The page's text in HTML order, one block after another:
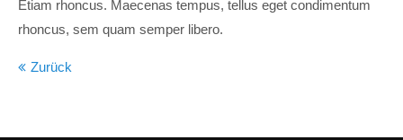
Etiam rhoncus. Maecenas tempus, tellus eget condimentum
rhoncus, sem quam semper libero.
Zurück